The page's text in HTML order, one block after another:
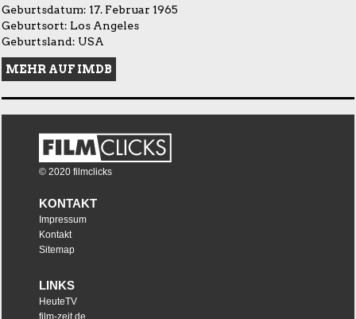
Geburtsdatum: 17. Februar 1965
Geburtsort: Los Angeles
Geburtsland: USA
MEHR AUF IMDB
© 2020 filmclicks
KONTAKT
Impressum
Kontakt
Sitemap
LINKS
HeuteTV
film-zeit.de